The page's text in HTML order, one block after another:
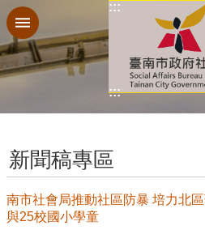
跳到主要內容區塊
:::
:::
新聞稿專區
南市社會局推動社區防暴 培力北
與25校國小學童